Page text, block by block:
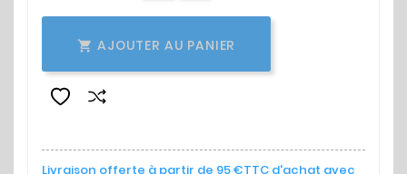
 AJOUTER AU PANIER
Livraison offerte à partir de 95 €TTC d'achat avec